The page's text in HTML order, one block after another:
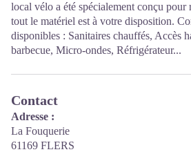
local vélo a été spécialement conçu pour
tout le matériel est à votre disposition.
disponibles : Sanitaires chauffés, Accès
barbecue, Micro-ondes, Réfrigérateur...
Contact
Adresse :
La Fouquerie
61169 FLERS